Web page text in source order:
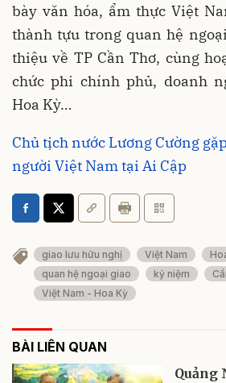
bày văn hóa, ẩm thực Việt
thành tựu trong quan hệ
thiệu về TP Cần Thơ, cùng
chức phi chính phủ, doanh
Hoa Kỳ…
Chủ tịch nước Lương Cường
người Việt Nam tại Ai Cập
giao lưu hữu nghị Việt Nam
quan hệ ngoại giao
kỷ niệm
Việt Nam - Hoa Kỳ
BÀI LIÊN QUAN
Quảng